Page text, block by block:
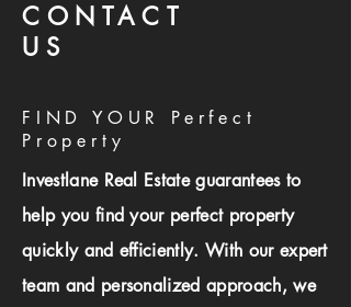
CONTACT
US
FIND YOUR Perfect
Property
Investlane Real Estate guarantees to
help you find your perfect property
quickly and efficiently. With our expert
team and personalized approach, we